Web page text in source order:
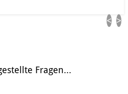
< >
Fragen...